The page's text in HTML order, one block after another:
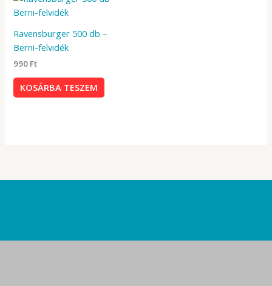
Ravensburger 500 db –
Berni-felvidék
990 Ft
KOSÁRBA TESZEM